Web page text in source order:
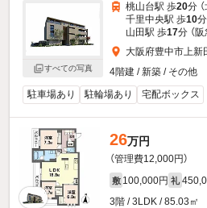
すべての写真
桃山台駅 歩20分
千里中央駅 歩10
山田駅 歩17分 （
大阪府豊中市上新
4階建 / 新築 / その他
駐車場あり
駐輪場あり 宅配ボックス
26万円
（管理費12,000円）
敷 100,000円 礼
3階 / 3LDK / 85.03㎡